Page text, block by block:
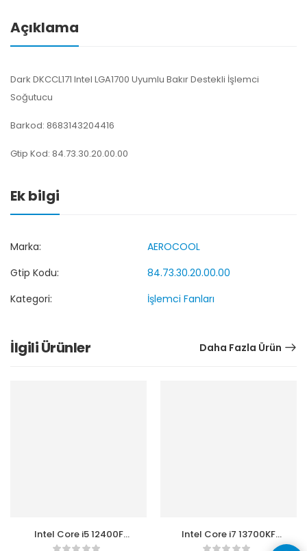
Açıklama
Dark DKCCL171 Intel LGA1700 Uyumlu Bakır Destekli İşlemci
Soğutucu
Barkod: 8683143204416
Gtip Kod: 84.73.30.20.00.00
Ek bilgi
Marka:
AEROCOOL
Gtip Kodu:
84.73.30.20.00.00
Kategori:
İşlemci Fanları
İlgili Ürünler Daha Fazla Ürün
Intel Core i5 12400F
TRAY 2.5 GHz 4.4 GHz
Intel Core i7 13700KF
TRAY 3.40GHz 16